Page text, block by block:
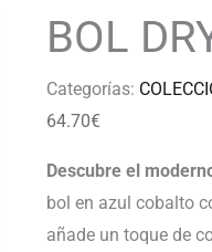
BOL
Categorías:
64.70€
Descubre el
bol en azul cobalto
añade un toque de
cantidad